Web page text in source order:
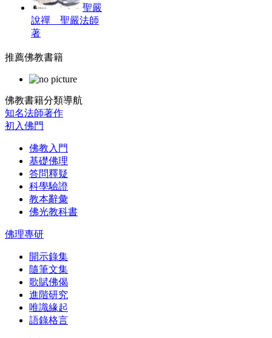
聖嚴
說禪 聖嚴法師
著
推薦佛教書籍
佛教書籍分類導航
知名法師著作
初入佛門
佛教入門
基礎佛理
答問釋疑
科學驗證
教本辭彙
佛光教科書
佛理專研
開示錄集
隨筆文集
歌賦佛偈
進階研究
唯識緣起
語錄格言